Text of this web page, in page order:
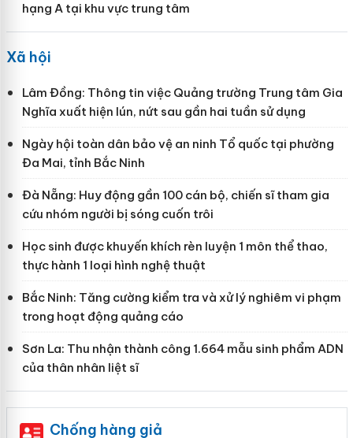
hạng A tại khu vực trung tâm
Xã hội
Lâm Đồng: Thông tin việc Quảng trường Trung tâm Gia
Nghĩa xuất hiện lún, nứt sau gần hai tuần sử dụng
Ngày hội toàn dân bảo vệ an ninh Tổ quốc tại phường
Đa Mai, tỉnh Bắc Ninh
Đà Nẵng: Huy động gần 100 cán bộ, chiến sĩ tham gia
cứu nhóm người bị sóng cuốn trôi
Học sinh được khuyến khích rèn luyện 1 môn thể thao,
thực hành 1 loại hình nghệ thuật
Bắc Ninh: Tăng cường kiểm tra và xử lý nghiêm vi phạm
trong hoạt động quảng cáo
Sơn La: Thu nhận thành công 1.664 mẫu sinh phẩm ADN
của thân nhân liệt sĩ
Chống hàng giả